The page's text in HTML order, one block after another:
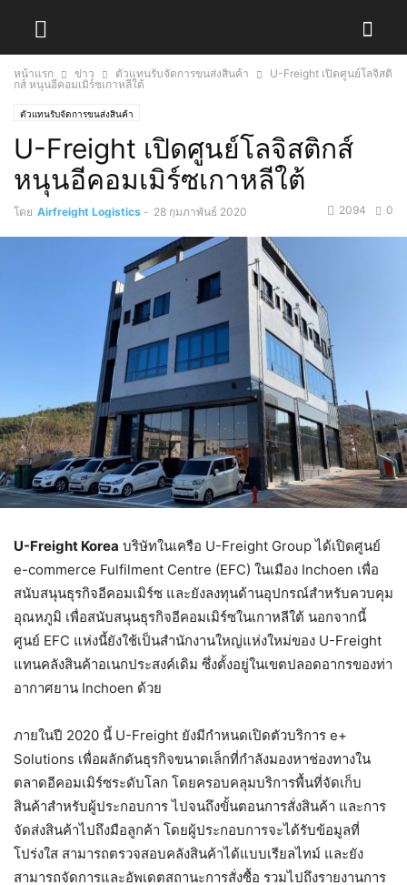
หน้าแรก ข่าว ตัวแทนรับจัดการขนส่งสินค้า
U-Freight เปิดศูนย์โลจิสติ
กส์ หนุนอีคอมเมิร์ซเกาหลีใต้
ตัวแทนรับจัดการขนส่งสินค้า
U-Freight เปิดศูนย์โลจิสติกส์
หนุนอีคอมเมิร์ซเกาหลีใต้
โดย Airfreight Logistics - 28 กุมภาพันธ์ 2020 0
2094
U-Freight Korea บริษัทในเครือ U-Freight Group ได้เปิดศูนย์
e-commerce Fulfilment Centre (EFC) ในเมือง Inchoen เพื่อ
สนับสนุนธุรกิจอีคอมเมิร์ซ และยังลงทุนด้านอุปกรณ์สำหรับควบคุม
อุณหภูมิ เพื่อสนับสนุนธุรกิจอีคอมเมิร์ซในเกาหลีใต้ นอกจากนี้
ศูนย์ EFC แห่งนี้ยังใช้เป็นสำนักงานใหญ่แห่งใหม่ของ U-Freight
แทนคลังสินค้าอเนกประสงค์เดิม ซึ่งตั้งอยู่ในเขตปลอดอากรของท่า
อากาศยาน Inchoen ด้วย
ภายในปี 2020 นี้ U-Freight ยังมีกำหนดเปิดตัวบริการ e+
Solutions เพื่อผลักดันธุรกิจขนาดเล็กที่กำลังมองหาช่องทางใน
ตลาดอีคอมเมิร์ซระดับโลก โดยครอบคลุมบริการพื้นที่จัดเก็บ
สินค้าสำหรับผู้ประกอบการ ไปจนถึงขั้นตอนการสั่งสินค้า และการ
จัดส่งสินค้าไปถึงมือลูกค้า โดยผู้ประกอบการจะได้รับข้อมูลที่
โปร่งใส สามารถตรวจสอบคลังสินค้าได้แบบเรียลไทม์ และยัง
สามารถจัดการและอัพเดตสถานะการสั่งซื้อ รวมไปถึงรายงานการ